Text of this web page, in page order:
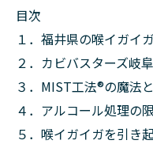
目次
１．福井県の喉イガイ
２．カビバスターズ岐
３．MIST工法®の魔法
４．アルコール処理の
５．喉イガイガを引き